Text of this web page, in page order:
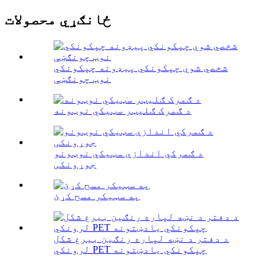
ځانګړي محصولات
شخصي شوي چپکونکي پیډونه چپکونکي
نوټ چونګښې
د ګمرک ګلیټر سټیکي نوټونه
د ګمرکي اندازې سټیکي نوټونو
جوړونکی
په سټیکر مسح کړئ
د دفتر د نښه لپاره رنګین بیرغ شکل
لرونکي PET چپکونکي یادښتونه